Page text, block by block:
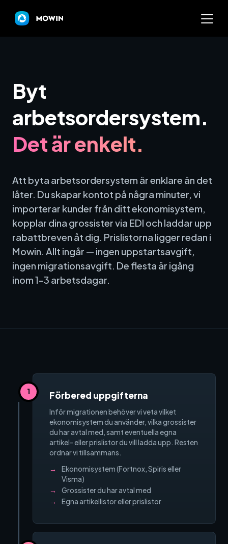
Byt system och behåll
Priser
Prova Mowin 30 DAGAR
Kalkylatorer
Ekonomisystem
Arbetsorder
Tidrapportering
Offert
Byt
arbetsordersystem.
Det är enkelt.
Att byta arbetsordersystem är enklare än det
låter. Du skapar kontot på några minuter, vi
importerar kunder från ditt ekonomisystem,
kopplar dina grossister via EDI och laddar upp
rabattbreven åt dig. Prislistorna ligger redan i
Mowin. Allt ingår — ingen uppstartsavgift,
ingen migrationsavgift. De flesta är igång
inom 1–3 arbetsdagar.
Förbered uppgifterna
Inför migrationen behöver vi veta vilket
ekonomisystem du använder, vilka grossister
du har avtal med, samt eventuella egna
artikel- eller prislistor du vill ladda upp. Resten
ordnar vi tillsammans.
Ekonomisystem (Fortnox, Spiris eller
Visma)
Grossister du har avtal med
Egna artikellistor eller prislistor
1